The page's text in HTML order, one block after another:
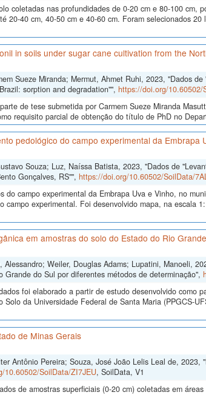
coletadas nas profundidades de 0-20 cm e 80-100 cm,
20-40 cm, 40-50 cm e 40-60 cm. Foram selecionados
in soils under sugar cane cultivation from the
Sueze Miranda; Mermut, Ahmet Ruhi, 2023, "Dados
sorption and degradation"", https://doi.org/10.60502/
de tese submetida por Carmem Sueze Miranda
requisito parcial de obtenção do título de PhD no
pedológico do campo experimental da Embrapa
Souza; Luz, Naíssa Batista, 2023, "Dados de
Gonçalves, RS"", https://doi.org/10.60502/SoilData/
do campo experimental da Embrapa Uva e Vinho, no
campo experimental. Foi desenvolvido mapa, na escala
em amostras do solo do Estado do Rio
Alessandro; Weiler, Douglas Adams; Lupatini, Manoeli,
Grande do Sul por diferentes métodos de determinação",
foi elaborado a partir de estudo desenvolvido como
Solo da Universidade Federal de Santa Maria (PPGCS-
de Minas Gerais
Antônio Pereira; Souza, José João Lelis Leal de, 2023,
10.60502/SoilData/ZI7JEU, SoilData, V1
de amostras superficiais (0-20 cm) coletadas em